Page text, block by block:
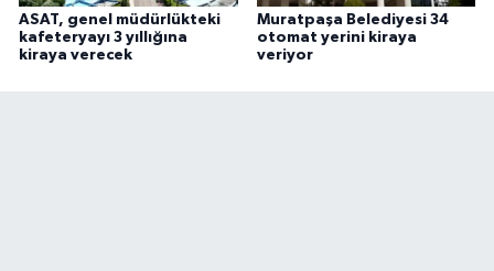
ASAT, genel müdürlükteki
kafeteryayı 3 yıllığına
kiraya verecek
Muratpaşa Belediyesi 34
otomat yerini kiraya
veriyor